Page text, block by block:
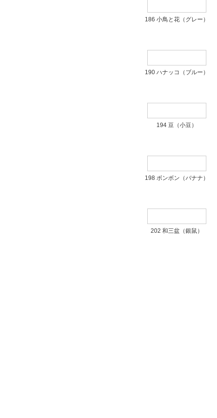
186 小鳥と花（グレー）
190 ハナッコ（ブルー）
194 豆（小豆）
198 ボンボン（バナナ）
202 和三盆（銀鼠）